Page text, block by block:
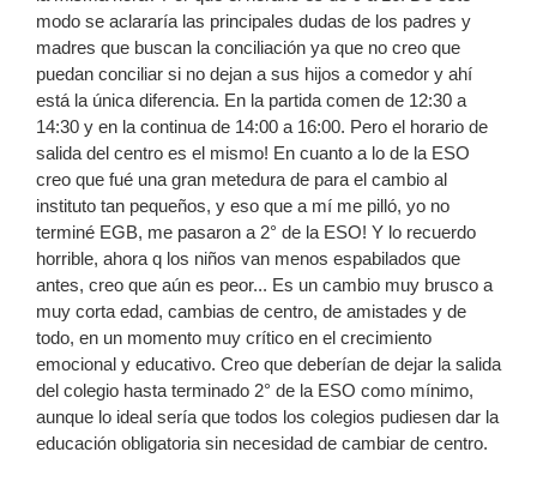
modo se aclararía las principales dudas de los padres y
madres que buscan la conciliación ya que no creo que
puedan conciliar si no dejan a sus hijos a comedor y ahí
está la única diferencia. En la partida comen de 12:30 a
14:30 y en la continua de 14:00 a 16:00. Pero el horario de
salida del centro es el mismo! En cuanto a lo de la ESO
creo que fué una gran metedura de para el cambio al
instituto tan pequeños, y eso que a mí me pilló, yo no
terminé EGB, me pasaron a 2° de la ESO! Y lo recuerdo
horrible, ahora q los niños van menos espabilados que
antes, creo que aún es peor... Es un cambio muy brusco a
muy corta edad, cambias de centro, de amistades y de
todo, en un momento muy crítico en el crecimiento
emocional y educativo. Creo que deberían de dejar la salida
del colegio hasta terminado 2° de la ESO como mínimo,
aunque lo ideal sería que todos los colegios pudiesen dar la
educación obligatoria sin necesidad de cambiar de centro.